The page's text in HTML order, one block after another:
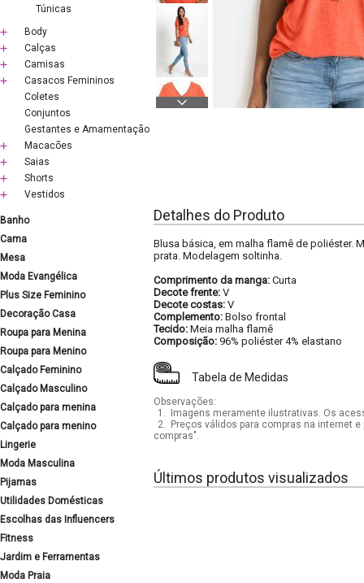
Túnicas
Body
Calças
Camisas
Casacos Femininos
Coletes
Conjuntos
Gestantes e Amamentação
Macacões
Saias
Shorts
Vestidos
Banho
Cama
Mesa
Moda Evangélica
Plus Size Feminino
Decoração Casa
Roupa para Menina
Roupa para Menino
Calçado Feminino
Calçado Masculino
Calçado para menina
Calçado para menino
Lingerie
Moda Masculina
Pijamas
Utilidades Domésticas
Escolhas das Influencers
Fitness
Jardim e Ferramentas
Moda Praia
Detalhes do Produto
Blusa básica, em malha flamê de poliéster.
prata. Modelagem soltinha.
Comprimento da manga: Curta
Decote frente: V
Decote costas: V
Complemento: Bolso frontal
Tecido: Meia malha flamê
Composição: 96% poliéster 4% elastano
Tabela de Medidas
Observações:
1.
Imagens meramente ilustrativas. Os
2.
Preços válidos para compras na internet
compras".
Últimos produtos visualizados